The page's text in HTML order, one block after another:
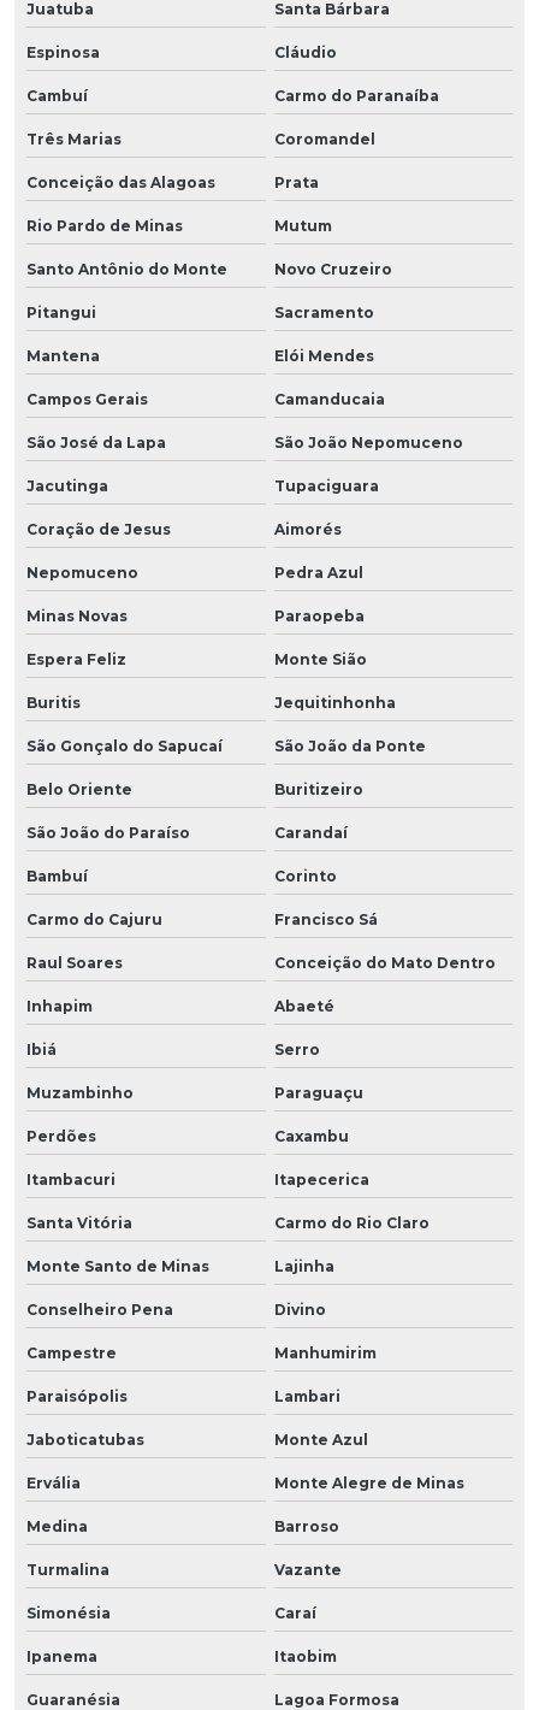
Juatuba Santa Bárbara
Espinosa Cláudio
Cambuí Carmo do Paranaíba
Três Marias Coromandel
Conceição das Alagoas Prata
Rio Pardo de Minas Mutum
Santo Antônio do Monte Novo Cruzeiro
Pitangui Sacramento
Mantena Elói Mendes
Campos Gerais Camanducaia
São José da Lapa São João Nepomuceno
Jacutinga Tupaciguara
Coração de Jesus Aimorés
Nepomuceno Pedra Azul
Minas Novas Paraopeba
Espera Feliz Monte Sião
Buritis Jequitinhonha
São Gonçalo do Sapucaí São João da Ponte
Belo Oriente Buritizeiro
São João do Paraíso Carandaí
Bambuí Corinto
Carmo do Cajuru Francisco Sá
Raul Soares Conceição do Mato Dentro
Inhapim Abaeté
Ibiá Serro
Muzambinho Paraguaçu
Perdões Caxambu
Itambacuri Itapecerica
Santa Vitória Carmo do Rio Claro
Monte Santo de Minas Lajinha
Conselheiro Pena Divino
Campestre Manhumirim
Paraisópolis Lambari
Jaboticatubas Monte Azul
Ervália Monte Alegre de Minas
Medina Barroso
Turmalina Vazante
Simonésia Caraí
Ipanema Itaobim
Guaranésia Lagoa Formosa